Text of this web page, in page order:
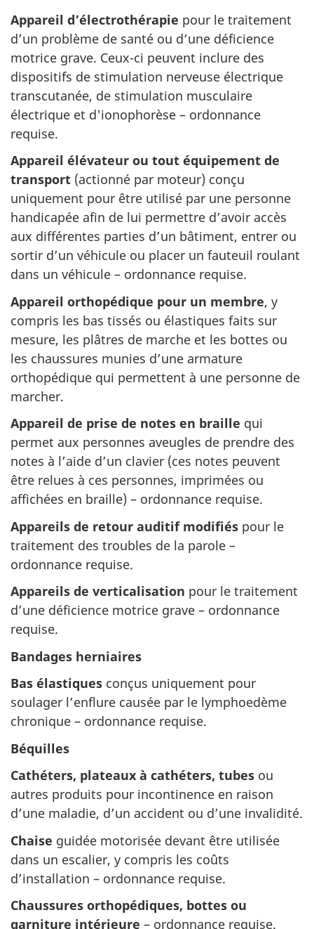
Appareil d’électrothérapie pour le traitement
d’un problème de santé ou d’une déficience
motrice grave. Ceux-ci peuvent inclure des
dispositifs de stimulation nerveuse électrique
transcutanée, de stimulation musculaire
électrique et d'ionophorèse – ordonnance
requise.
Appareil élévateur ou tout équipement de
transport (actionné par moteur) conçu
uniquement pour être utilisé par une personne
handicapée afin de lui permettre d’avoir accès
aux différentes parties d’un bâtiment, entrer ou
sortir d’un véhicule ou placer un fauteuil roulant
dans un véhicule – ordonnance requise.
Appareil orthopédique pour un membre, y
compris les bas tissés ou élastiques faits sur
mesure, les plâtres de marche et les bottes ou
les chaussures munies d’une armature
orthopédique qui permettent à une personne de
marcher.
Appareil de prise de notes en braille qui
permet aux personnes aveugles de prendre des
notes à l’aide d’un clavier (ces notes peuvent
être relues à ces personnes, imprimées ou
affichées en braille) – ordonnance requise.
Appareils de retour auditif modifiés pour le
traitement des troubles de la parole –
ordonnance requise.
Appareils de verticalisation pour le traitement
d’une déficience motrice grave – ordonnance
requise.
Bandages herniaires
Bas élastiques conçus uniquement pour
soulager l’enflure causée par le lymphoedème
chronique – ordonnance requise.
Béquilles
Cathéters, plateaux à cathéters, tubes ou
autres produits pour incontinence en raison
d’une maladie, d’un accident ou d’une invalidité.
Chaise guidée motorisée devant être utilisée
dans un escalier, y compris les coûts
d’installation – ordonnance requise.
Chaussures orthopédiques, bottes ou
garniture intérieure – ordonnance requise.